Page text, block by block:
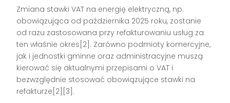
Zmiana stawki VAT na energię elektryczną, np.
obowiązująca od października 2025 roku, zostanie
od razu zastosowana przy refakturowaniu usług za
ten właśnie okres[2]. Zarówno podmioty komercyjne,
jak i jednostki gminne oraz administracyjne muszą
kierować się aktualnymi przepisami o VAT i
bezwzględnie stosować obowiązujące stawki na
refakturze[2][3].